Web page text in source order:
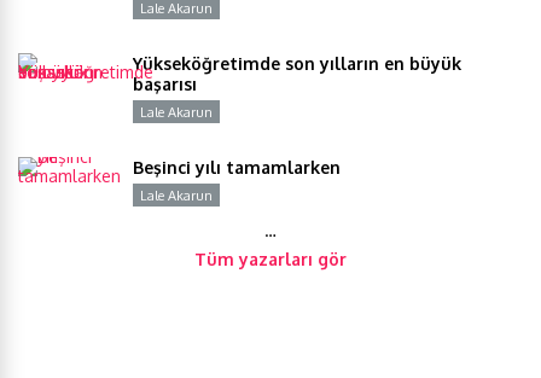
Lale Akarun
Yükseköğretimde son yılların en büyük
başarısı
Lale Akarun
Beşinci yılı tamamlarken
Lale Akarun
…
Tüm yazarları gör